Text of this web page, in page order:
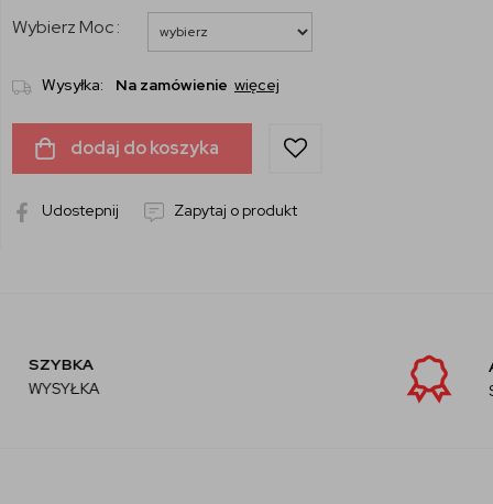
Wybierz Moc :
Wysyłka: Na zamówienie więcej
dodaj do koszyka
Udostepnij Zapytaj o produkt